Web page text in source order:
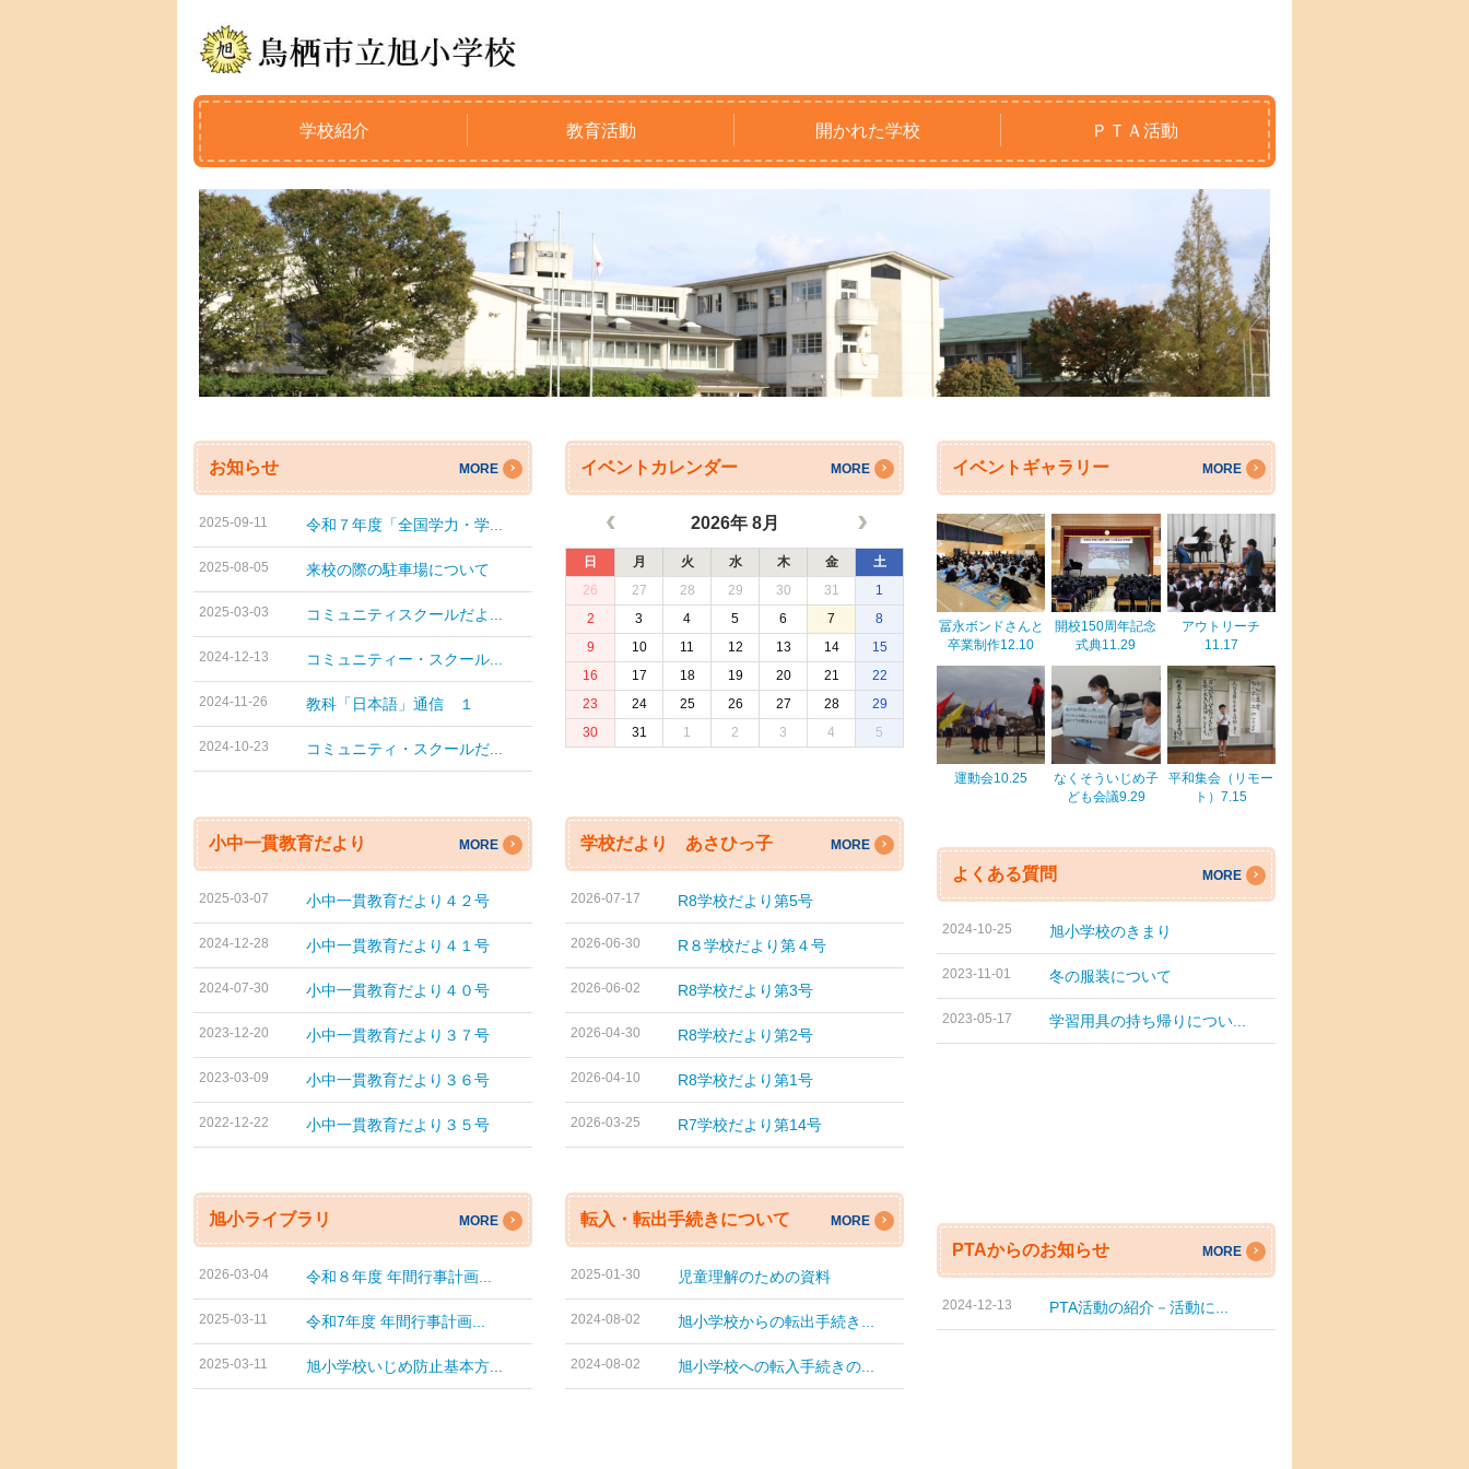
学校紹介 教育活動 開かれた学校 ＰＴＡ活動
お知らせ MORE
2025-09-11 令和７年度「全国学力・学...
2025-08-05 来校の際の駐車場について
2025-03-03 コミュニティスクールだよ...
2024-12-13 コミュニティー・スクール...
2024-11-26 教科「日本語」通信 １
2024-10-23 コミュニティ・スクールだ...
小中一貫教育だより MORE
2025-03-07 小中一貫教育だより４２号
2024-12-28 小中一貫教育だより４１号
2024-07-30 小中一貫教育だより４０号
2023-12-20 小中一貫教育だより３７号
2023-03-09 小中一貫教育だより３６号
2022-12-22 小中一貫教育だより３５号
旭小ライブラリ MORE
2026-03-04 令和８年度 年間行事計画...
2025-03-11 令和7年度 年間行事計画...
2025-03-11 旭小学校いじめ防止基本方...
イベントカレンダー MORE
2026年 8月
日 月 火 水 木 金
土
26
27 28 29 30 31
1
2
3 4 5 6 7
8
9
10 11 12 13 14
15
16
17 18 19 20 21
22
23
24 25 26 27 28
29
30
31 1 2 3 4 5
学校だより あさひっ子 MORE
2026-07-17 R8学校だより第5号
2026-06-30 R８学校だより第４号
2026-06-02 R8学校だより第3号
2026-04-30 R8学校だより第2号
2026-04-10 R8学校だより第1号
2026-03-25 R7学校だより第14号
転入・転出手続きについて MORE
2025-01-30 児童理解のための資料
2024-08-02 旭小学校からの転出手続き...
2024-08-02 旭小学校への転入手続きの...
イベントギャラリー MORE
冨永ボンドさんと
卒業制作12.10
開校150周年記念
式典11.29
アウトリーチ
11.17
運動会10.25
なくそういじめ子
ども会議9.29
平和集会（リモー
ト）7.15
よくある質問 MORE
2024-10-25 旭小学校のきまり
2023-11-01 冬の服装について
2023-05-17 学習用具の持ち帰りについ...
PTAからのお知らせ MORE
2024-12-13 PTA活動の紹介－活動に...